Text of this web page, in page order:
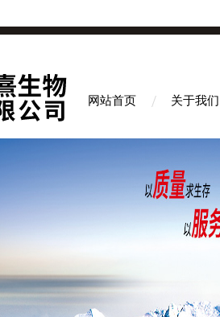
网站首页 关于我们